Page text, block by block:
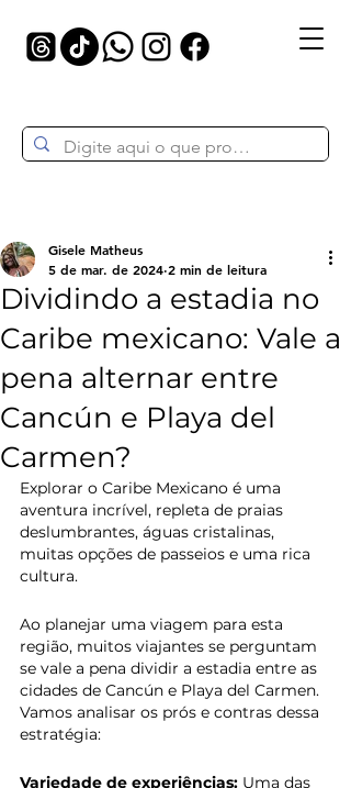
Dividindo a estadia no
Caribe mexicano: Vale a
pena alternar entre
Cancún e Playa del
Carmen?
Gisele Matheus
5 de mar. de 2024 2 min de leitura
Explorar o Caribe Mexicano é uma
aventura incrível, repleta de praias
deslumbrantes, águas cristalinas,
muitas opções de passeios e uma rica
cultura.
Ao planejar uma viagem para esta
região, muitos viajantes se perguntam
se vale a pena dividir a estadia entre as
cidades de Cancún e Playa del Carmen.
Vamos analisar os prós e contras dessa
estratégia:
Variedade de experiências: Uma das